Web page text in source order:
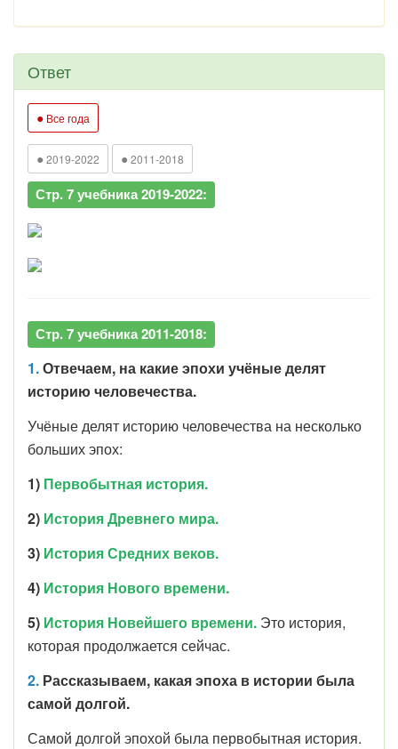
Ответ
● Все года
● 2019-2022 ● 2011-2018
Стр. 7 учебника 2019-2022:
Стр. 7 учебника 2011-2018:
1.Отвечаем, на какие эпохи учёные делят
историю человечества.
Учёные делят историю человечества на несколько
больших эпох:
1) Первобытная история.
2) История Древнего мира.
3) История Средних веков.
4) История Нового времени.
5) История Новейшего времени. Это история,
которая продолжается сейчас.
2. Рассказываем, какая эпоха в истории была
самой долгой.
Самой долгой эпохой была первобытная история.